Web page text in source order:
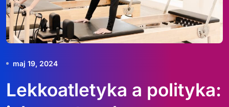
maj 19, 2024
Lekkoatletyka a polityka: